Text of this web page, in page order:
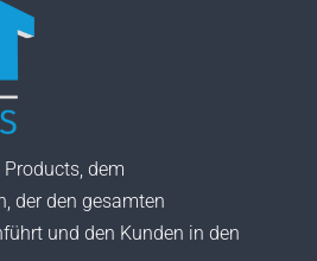
dem
der den gesamten
und den Kunden in den